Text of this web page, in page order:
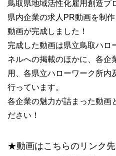
鳥取県地域活性化雇用創造プ
県内企業の求人PR動画を制
動画が完成しました！
完成した動画は県立鳥取ハロ
ネルへの掲載のほかに、各企
用、各県立ハローワーク所内
行っています。
各企業の魅力が詰まった動画
ださい！
★動画はこちらのリンク